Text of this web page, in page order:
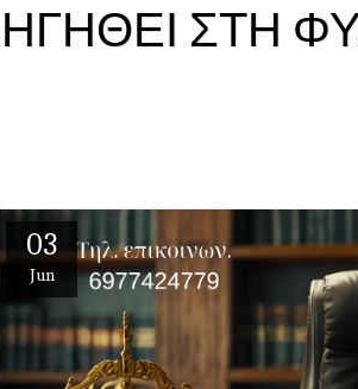
ΣΤΗ
03
Jun